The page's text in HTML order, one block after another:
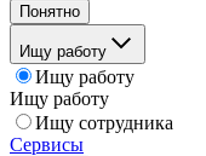
Понятно
Ищу работу
Ищу работу
Ищу работу
Ищу сотрудника
Сервисы